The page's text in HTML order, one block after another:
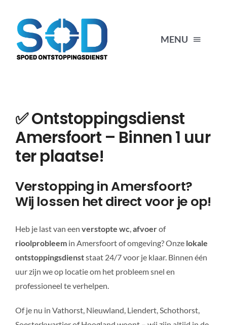
inhoud
MENU
VERSTOPPINGEN
CONTACT
✅ Ontstoppingsdienst
Amersfoort – Binnen 1 uur
ter plaatse!
Verstopping in Amersfoort?
Wij lossen het direct voor je op!
Heb je last van een verstopte wc,afvoerof
rioolprobleemin Amersfoort of omgeving? Onze lokale
ontstoppingsdienststaat 24/7 voor je klaar. Binnen één
uur zijn we op locatie om het probleem snel en
professioneel te verhelpen.
Of je nu in Vathorst, Nieuwland, Liendert, Schothorst,